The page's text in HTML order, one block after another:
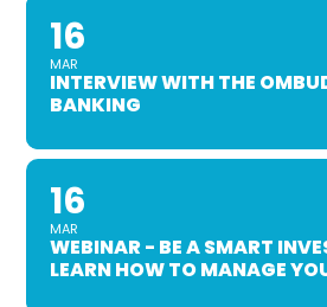
16
MAR
INTERVIEW WITH THE
BANKING
16
MAR
WEBINAR - BE A SMART
LEARN HOW TO MANAGE